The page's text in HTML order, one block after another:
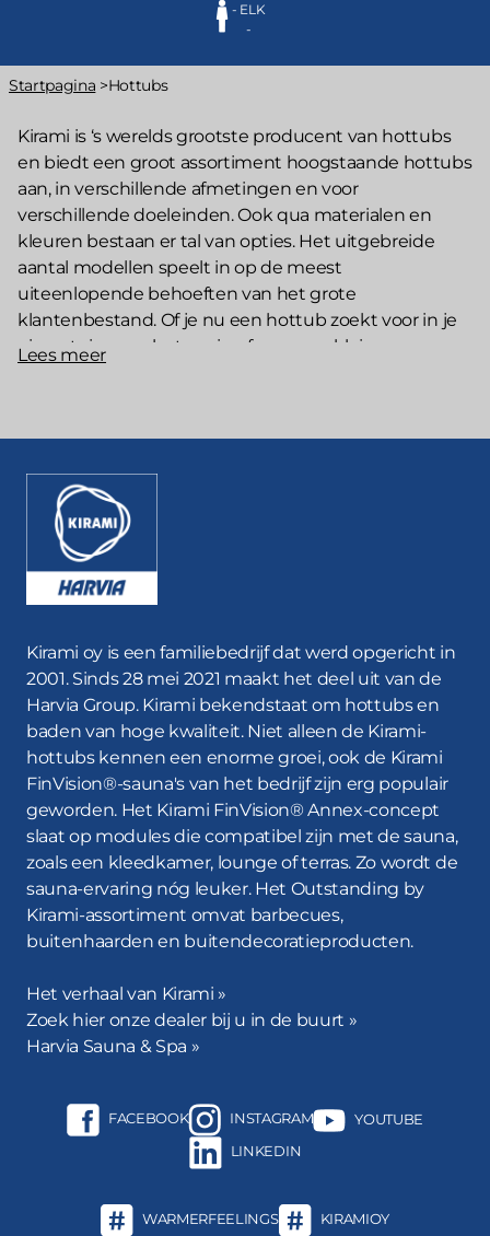
- ELK
-
Kruimelpad
Startpagina >Hottubs
Kirami is ‘s werelds grootste producent van hottubs
en biedt een groot assortiment hoogstaande hottubs
aan, in verschillende afmetingen en voor
verschillende doeleinden. Ook qua materialen en
kleuren bestaan er tal van opties. Het uitgebreide
aantal modellen speelt in op de meest
uiteenlopende behoeften van het grote
klantenbestand. Of je nu een hottub zoekt voor in je
eigen tuin, voor het gezin of voor een kleine groep
extra functies en accessoires, die jouw Kirami-hottub
helemaal uniek maken.
Een hottub kopen met watertherapiesproeiers of
lichtjes? Tuurlijk!
het baden? Dan ben je misschien geïnteresseerd in
eenhottub met watertherapiesproeiers . Zulke
modellen vind je uiteraard bij Kirami. Een hottub met
watertherapiesproeiers laat je nóg intenser
ontspannen en van je bad genieten.
Kirami-hottubs met stijlvolle ledlampjes zijn extreem
populair. Een hottub metledverlichting: pure magie
tijdens donkere avonden. De prachtige en veilige
lampjes zorgen voor een geweldige sfeer en maken
het baden nóg aangenamer. Andere functies voor
extra comfort en veiligheid zijnafdekkingen,
luxe badtextielen hoogwaardige accessoires. Kirami-
hottubs en -accessoires voldoen aan alle
eiligheidsnormen binnen de sector
Onze tijdloze, efficiënt ontworpen en duurzame
zijn gemaakt van hoogwaardig aluminium uit
warmtegeleidende eigenschappen beschikt. Met
Lees meer
Lees meer
Kirami oy is een familiebedrijf dat werd opgericht in
2001. Sinds 28 mei 2021 maakt het deel uit van de
Harvia Group. Kirami bekendstaat om hottubs en
baden van hoge kwaliteit. Niet alleen de Kirami-
hottubs kennen een enorme groei, ook de Kirami
FinVision®-sauna's van het bedrijf zijn erg populair
geworden. Het Kirami FinVision® Annex-concept
slaat op modules die compatibel zijn met de sauna,
zoals een kleedkamer, lounge of terras. Zo wordt de
sauna-ervaring nóg leuker. Het Outstanding by
Kirami-assortiment omvat barbecues,
buitenhaarden en buitendecoratieproducten.
Het verhaal van Kirami »
Zoek hier onze dealer bij u in de buurt »
Harvia Sauna & Spa »
FACEBOOK INSTAGRAM
YOUTUBE
LINKEDIN
WARMERFEELINGS KIRAMIOY